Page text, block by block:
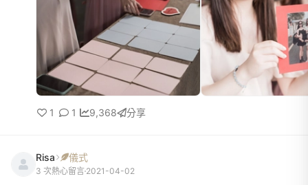
了好久～可能不算...
1 1 9,368 分享
Risa 儀式
3 次熱心留言 2021-04-02